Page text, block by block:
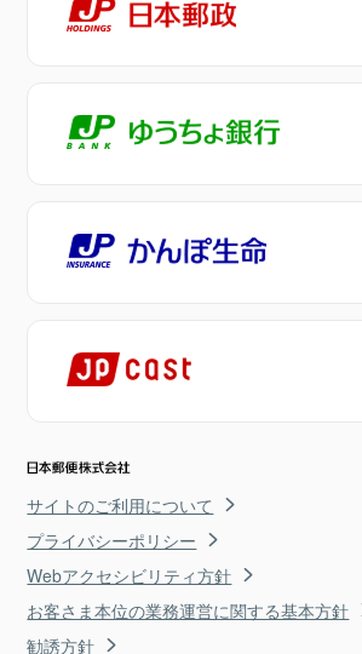
サイトのご利用について
プライバシーポリシー
Webアクセシビリティ方針
お客さま本位の業務運営に関する基本方針
勧誘方針